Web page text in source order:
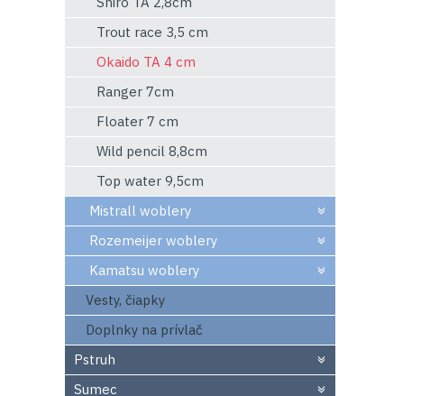
Trout race 3,5 cm
Okaido TA 4 cm
Ranger 7cm
Floater 7 cm
Wild pencil 8,8cm
Top water 9,5cm
Mistrall woblery
Rozemeijer woblery
Kamatsu woblery
Vesty, čiapky
Doplnky na prívlač
Pstruh
Sumec